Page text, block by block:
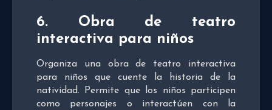
6. Obra de teatro
interactiva para niños
Organiza una obra de teatro interactiva
para niños que cuente la historia de la
natividad. Permite que los niños participen
como personajes o interactúen con la